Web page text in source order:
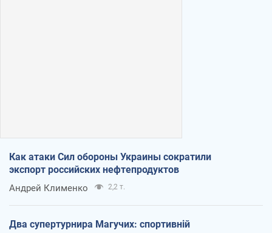
Как атаки Сил обороны Украины сократили
экспорт российских нефтепродуктов
Андрей Клименко 2,2 т.
Два супертурнира Магучих: спортивній